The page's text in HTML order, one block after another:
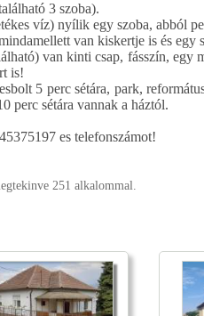
3 szoba).
víz) nyílik egy szoba, abból
van kiskertje is és egy
van kinti csap, fásszín, egy
is!
5 perc sétára, park,
perc sétára vannak a háztól.
es telefonszámot!
251 alkalommal.